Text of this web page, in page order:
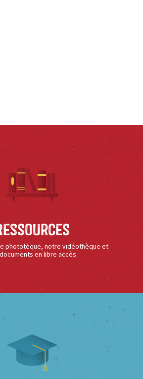
phototèque, notre vidéothèque et
en libre accès.